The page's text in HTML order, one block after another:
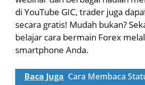
di YouTube GIC, trader juga
secara gratis! Mudah bukan?
belajar cara bermain Forex
smartphone Anda.
Baca Juga Cara Membaca